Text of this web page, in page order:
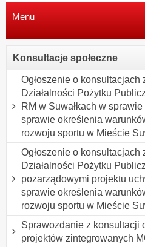
Menu
Konsultacje społeczne
Ogłoszenie o konsultacjach
Działalności Pożytku
RM w Suwałkach w
sprawie określenia
rozwoju sportu w Mieście
Ogłoszenie o konsultacjach
Działalności Pożytku
pozarządowymi projektu
sprawie określenia
rozwoju sportu w Mieście
Sprawozdanie z konsultacji
projektów zintegrowanych